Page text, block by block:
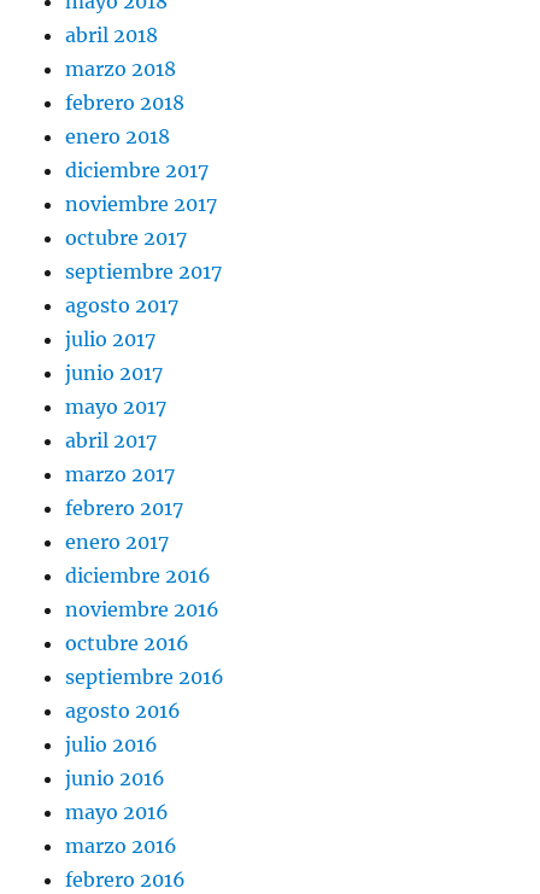
abril 2018
marzo 2018
febrero 2018
enero 2018
diciembre 2017
noviembre 2017
octubre 2017
septiembre 2017
agosto 2017
julio 2017
junio 2017
mayo 2017
abril 2017
marzo 2017
febrero 2017
enero 2017
diciembre 2016
noviembre 2016
octubre 2016
septiembre 2016
agosto 2016
julio 2016
junio 2016
mayo 2016
marzo 2016
febrero 2016